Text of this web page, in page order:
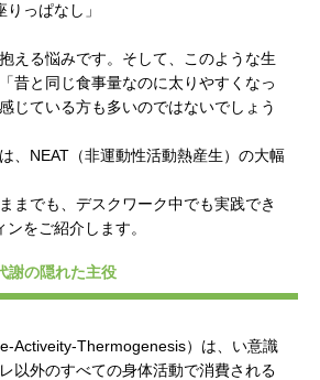
りっぱなし」
える悩みです。そして、このような生
昔と同じ食事量なのに太りやすくなっ
じている方も多いのではないでしょう
、NEAT（非運動性活動熱産生）の大幅
までも、デスクワーク中でも実践でき
をご紹介します。
謝の隠れた主役
Activeity-Thermogenesis）は、い意識
以外のすべての身体活動で消費される